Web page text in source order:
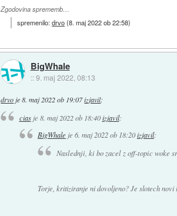
Zgodovina sprememb…
spremenilo:drvo(8. maj 2022 ob 22:58)
BigWhale
::9. maj 2022, 08:13
drvoje8. maj 2022 ob 19:07izjavil:
ciasje 8. maj 2022 ob 18:40 izjavil:
BigWhale je 6. maj 2022 ob 18:20izjavil:
Naslednji, ki bo zacel z off-topic woke
Torje, kritiziranje ni dovoljeno? Je slotech novi